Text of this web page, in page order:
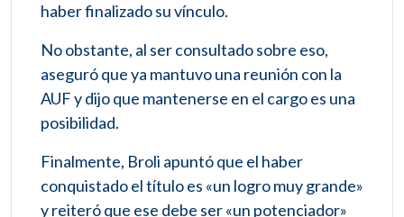
haber finalizado su vínculo.
No obstante, al ser consultado sobre eso,
aseguró que ya mantuvo una reunión con la
AUF y dijo que mantenerse en el cargo es una
posibilidad.
Finalmente, Broli apuntó que el haber
conquistado el título es «un logro muy grande»
y reiteró que ese debe ser «un potenciador»